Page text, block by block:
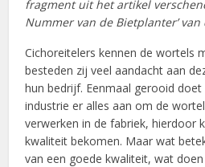
fragment uit het artikel
Nummer van de Bietplanter’
Cichoreitelers kennen de wortels
besteden zij veel aandacht aan
hun bedrijf. Eenmaal gerooid
industrie er alles aan om de
verwerken in de fabriek, hierdoor
kwaliteit bekomen. Maar wat
van een goede kwaliteit, wat